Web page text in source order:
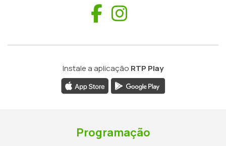
Facebook
Instale a aplicação RTP Play
Programação